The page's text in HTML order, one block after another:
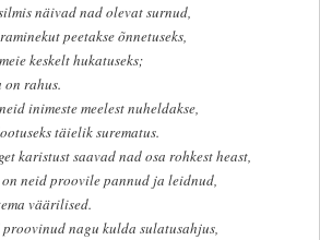
näivad nad olevat surnud,
peetakse õnnetuseks,
keskelt hukatuseks;
on rahus.
inimeste meelest nuheldakse,
täielik surematus.
karistust saavad nad osa rohkest heast,
on neid proovile pannud ja leidnud,
väärilised.
proovinud nagu kulda sulatusahjus,